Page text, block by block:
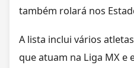
também rolará nos
A lista inclui vários
que atuam na Liga MX